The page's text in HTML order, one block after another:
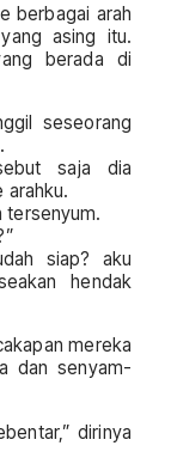
berbagai arah
asing itu.
berada di
seseorang
saja dia
arahku.
tersenyum.
siap? aku
hendak
mereka
dan senyam-
dirinya